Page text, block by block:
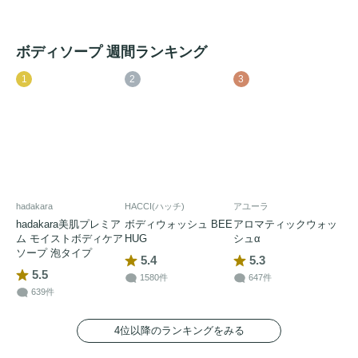
ボディソープ 週間ランキング
1
hadakara
hadakara美肌プレミア
ム モイストボディケア
ソープ 泡タイプ
5.5
639件
2
HACCI(ハッチ)
ボディウォッシュ BEE
HUG
5.4
1580件
3
アユーラ
アロマティックウォッ
シュα
5.3
647件
4位以降のランキングをみる